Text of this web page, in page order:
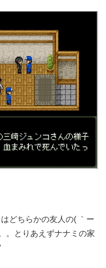
どちらかの友人の( ｀ー
。とりあえずナナミの家